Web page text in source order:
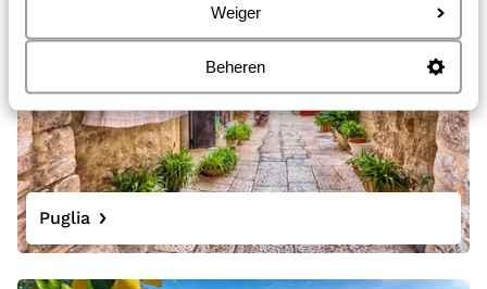
Weiger
Beheren
Puglia